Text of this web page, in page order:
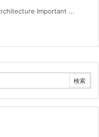
Important ...